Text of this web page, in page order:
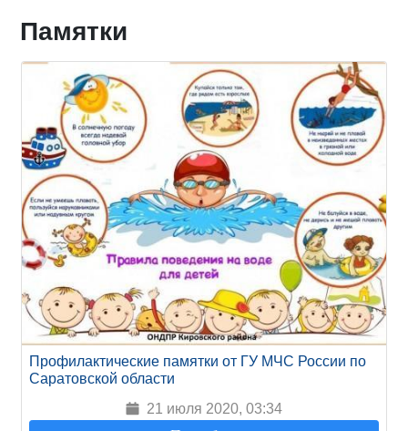
Памятки
Профилактические памятки от ГУ МЧС России по
Саратовской области
21 июля 2020, 03:34